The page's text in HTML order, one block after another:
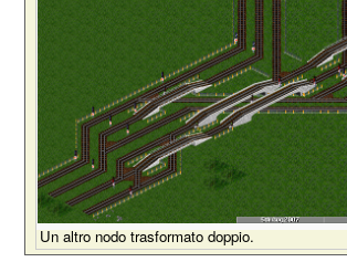
Un altro nodo trasformato doppio.